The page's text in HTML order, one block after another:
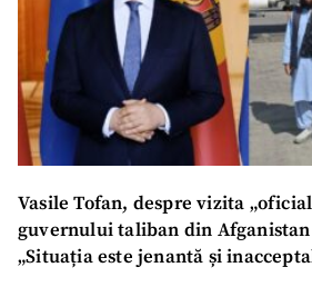
Vasile Tofan, despre vizita
guvernului taliban din
„Situația este jenantă și